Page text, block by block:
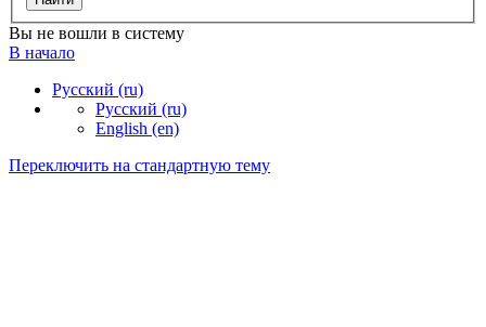
Вы не вошли в систему
В начало
Русский ‎(ru)‎
Русский ‎(ru)‎
English ‎(en)‎
Переключить на стандартную тему